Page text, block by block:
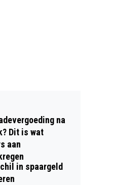
na
Dit is wat
aan
in spaargeld